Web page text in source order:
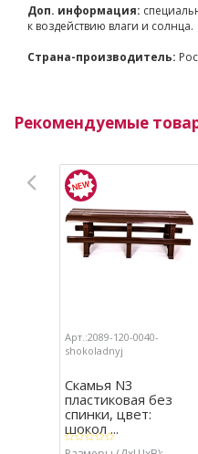
Доп. информация:
к воздействию влаги и солнца.
Страна-производитель:
Рекомендуемые
Арт.:2089-120-0040-
shokoladnyj
Скамья N3
пластиковая без
спинки, цвет:
шокол ...